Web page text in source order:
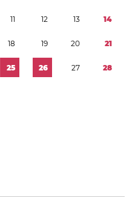
11 12 13 14
18 19 20 21
25 26 27 28